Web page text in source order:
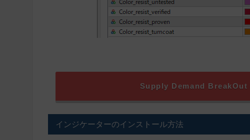
Supply Demand BreakOut
インジケーターのインストール方法